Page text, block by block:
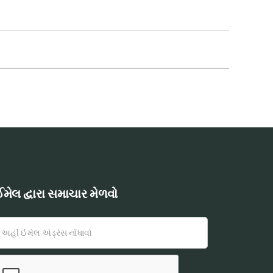
દ્વારા સમાચાર મેળવો